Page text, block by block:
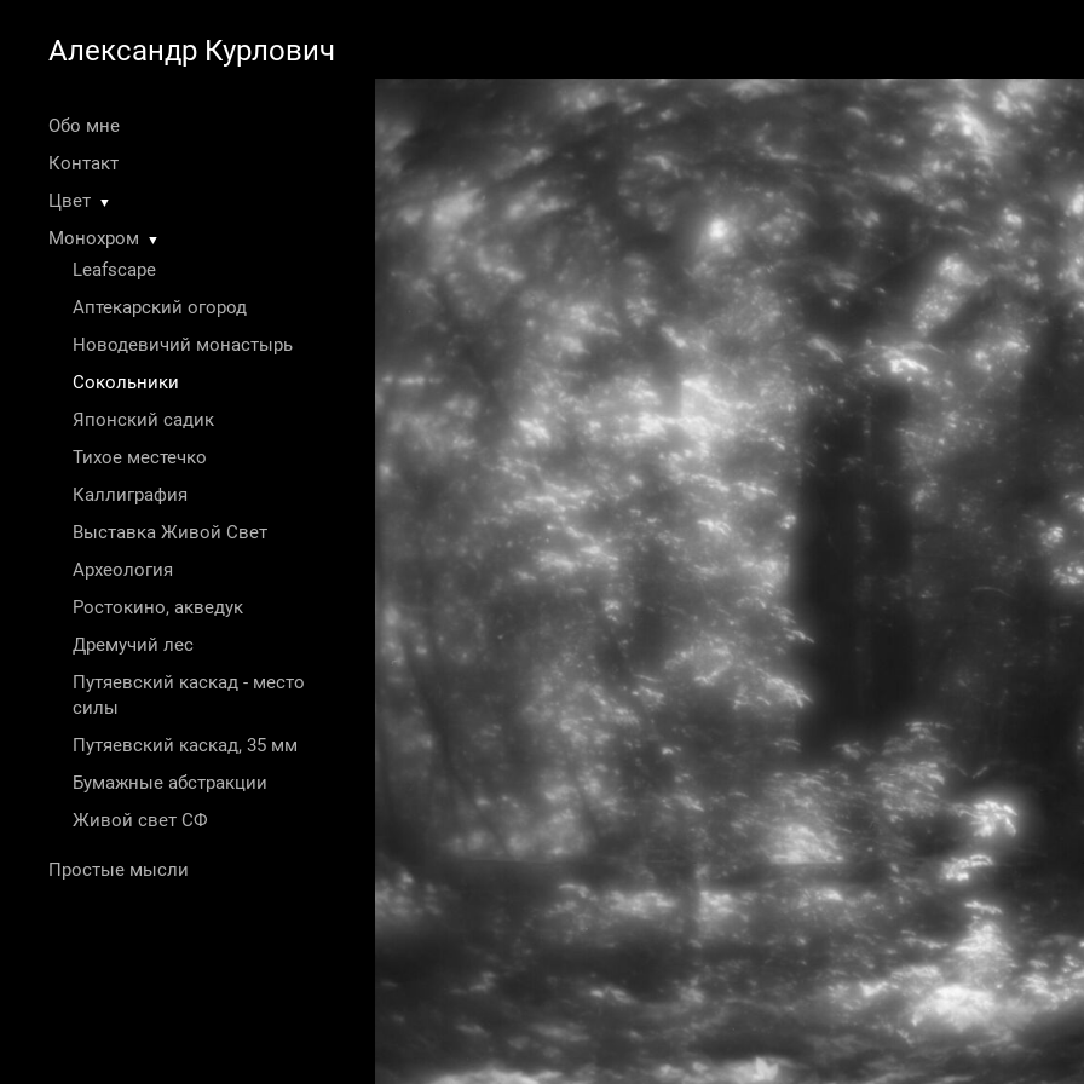
Александр Курлович
Обо мне
Контакт
Цвет
▼
Монохром ▼
Leafscape
Аптекарский огород
Новодевичий монастырь
Сокольники
Японский садик
Тихое местечко
Каллиграфия
Выставка Живой Свет
Археология
Ростокино, акведук
Дремучий лес
Путяевский каскад - место
силы
Путяевский каскад, 35 мм
Бумажные абстракции
Живой свет СФ
Простые мысли